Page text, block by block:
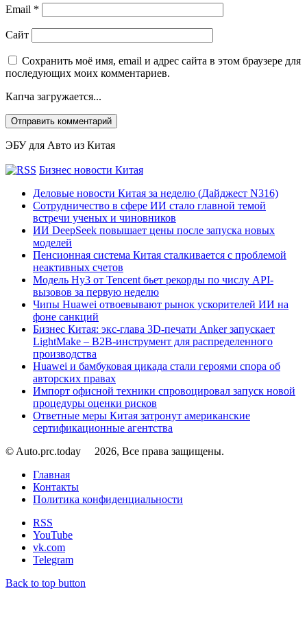
Email *
Сайт
Сохранить моё имя, email и адрес сайта в этом браузере для
последующих моих комментариев.
Капча загружается...
ЭБУ для Авто из Китая
Бизнес новости Китая
Деловые новости Китая за неделю (Дайджест N316)
Сотрудничество в сфере ИИ стало главной темой
встречи ученых и чиновников
ИИ DeepSeek повышает цены после запуска новых
моделей
Пенсионная система Китая сталкивается с проблемой
неактивных счетов
Модель Hy3 от Tencent бьет рекорды по числу API-
вызовов за первую неделю
Чипы Huawei отвоевывают рынок ускорителей ИИ на
фоне санкций
Бизнес Китая: экс-глава 3D-печати Anker запускает
LightMake – B2B-инструмент для распределенного
производства
Huawei и бамбуковая цикада стали героями спора об
авторских правах
Импорт офисной техники спровоцировал запуск новой
процедуры оценки рисков
Ответные меры Китая затронут американские
сертификационные агентства
© Auto.prc.today
2026, Все права защищены.
Главная
Контакты
Политика конфиденциальности
RSS
YouTube
vk.com
Telegram
Back to top button